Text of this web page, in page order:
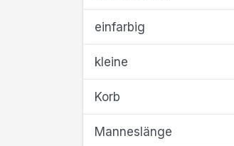
einfarbig
kleine
Korb
Manneslänge